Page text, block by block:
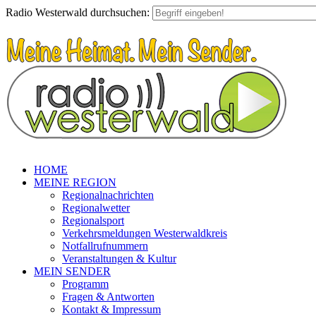
Radio Westerwald durchsuchen:
HOME
MEINE REGION
Regionalnachrichten
Regionalwetter
Regionalsport
Verkehrsmeldungen Westerwaldkreis
Notfallrufnummern
Veranstaltungen & Kultur
MEIN SENDER
Programm
Fragen & Antworten
Kontakt & Impressum